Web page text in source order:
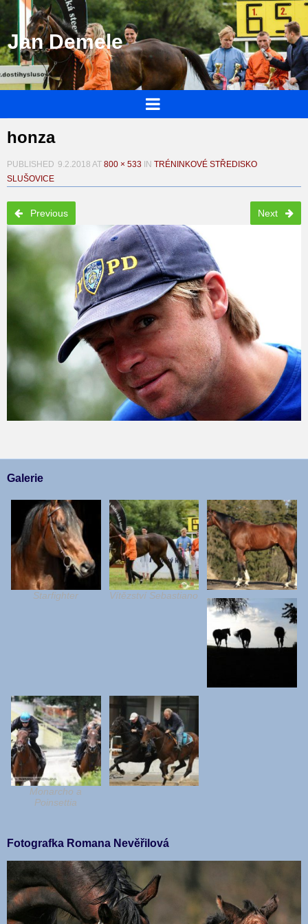
Jan Demele
honza
PUBLISHED 9.2.2018 AT 800 × 533 IN TRÉNINKOVÉ STŘEDISKO
SLUŠOVICE
Previous Next
Galerie
Starfighter Vítězství Sebastiano
Monarcho a
Poinsettia
Fotografka Romana Nevěřilová